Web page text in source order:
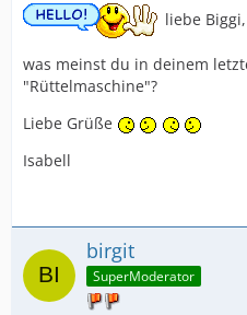
liebe Biggi,
was meinst du in deinem
"Rüttelmaschine"?
Liebe Grüße
Isabell
birgit
SuperModerator